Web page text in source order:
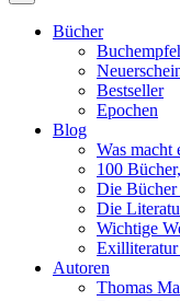
Bücher
Bestseller
Epochen
Blog
Was macht
100
Die Bücher
Die
Wichtige
Autoren
Thomas